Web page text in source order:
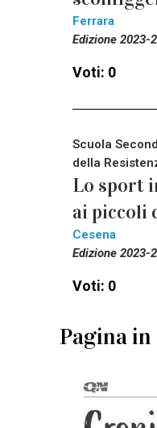
Ferrara
Edizione 2023-
Voti: 0
Scuola
della
Lo sport
ai piccoli
Cesena
Edizione 2023-
Voti: 0
Pagina